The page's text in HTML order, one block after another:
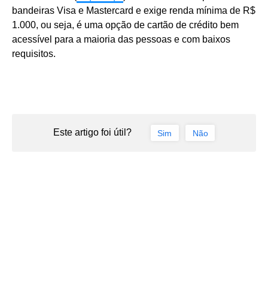
bandeiras Visa e Mastercard e exige renda mínima de R$
1.000, ou seja, é uma opção de cartão de crédito bem
acessível para a maioria das pessoas e com baixos
requisitos.
Este artigo foi útil? Sim Não